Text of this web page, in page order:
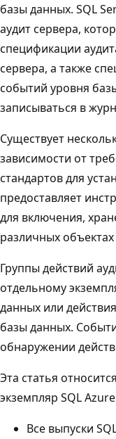
базы данных. SQL
аудит сервера,
спецификации
сервера, а также
событий уровня
записываться в
Существует
зависимости от
стандартов для
предоставляет
для включения,
различных
Группы действий
отдельному
данных или
базы данных.
обнаружении
Эта статья
экземпляр SQL
Все выпуски